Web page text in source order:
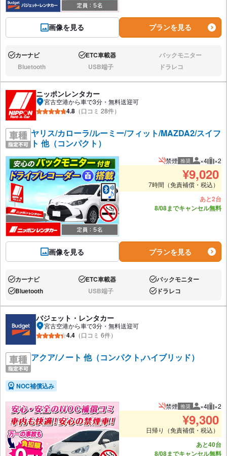
画像を見る プランを見る
あり:カーナビ あり:ETC車載器 なし:バックモニター
なし:Bluetooth なし:USB端子 なし:ドラレコ
ニッポンレンタカー
宮古空港から車で3分・無料送迎可
4.8 （口コミ 28件）
ヤリス/カローラ/ルーミー/フィット/MAZDA2/スイフ
ト 他（コンパクト）
画像を見る
禁煙 推奨 推奨人数
×4 推
×2
¥9,020
7時間（免責補償・税込）
あと2台
8/08までキャンセル無料
プランを見る
あり:カーナビ あり:ETC車載器 あり:バックモニター
あり:Bluetooth なし:USB端子 あり:ドラレコ
バジェット・レンタカー
宮古空港から車で3分・無料送迎可
4.4 （口コミ 6件）
アクア/ノート 他（コンパクト,ハイブリッド）
NOC補償込み
禁煙 推奨 推奨人数
×4 推
×2
¥9,300
日帰り（免責補償・税込）
あと40台
8/08までキャンセル無料